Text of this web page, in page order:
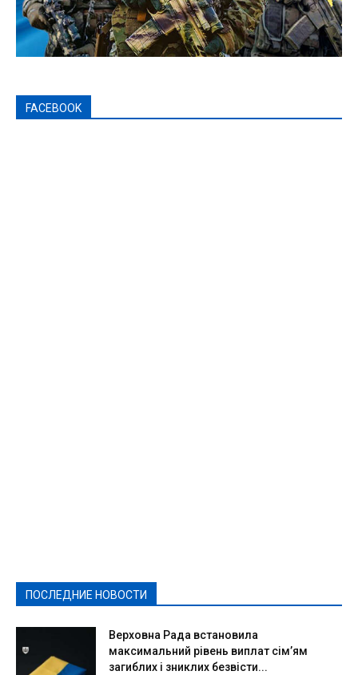
FACEBOOK
ПОСЛЕДНИЕ НОВОСТИ
Верховна Рада встановила
максимальний рівень виплат сім’ям
загиблих і зниклих безвісти...